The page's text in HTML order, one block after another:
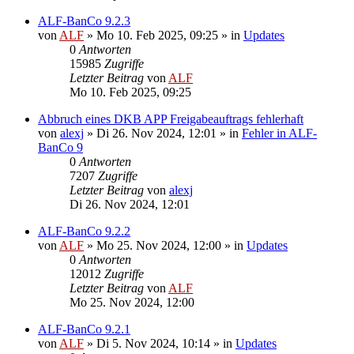
ALF-BanCo 9.2.3
von ALF » Mo 10. Feb 2025, 09:25 » in Updates
0 Antworten
15985 Zugriffe
Letzter Beitrag von ALF
Mo 10. Feb 2025, 09:25
Abbruch eines DKB APP Freigabeauftrags fehlerhaft
von alexj » Di 26. Nov 2024, 12:01 » in Fehler in ALF-
BanCo 9
0 Antworten
7207 Zugriffe
Letzter Beitrag von alexj
Di 26. Nov 2024, 12:01
ALF-BanCo 9.2.2
von ALF » Mo 25. Nov 2024, 12:00 » in Updates
0 Antworten
12012 Zugriffe
Letzter Beitrag von ALF
Mo 25. Nov 2024, 12:00
ALF-BanCo 9.2.1
von ALF » Di 5. Nov 2024, 10:14 » in Updates